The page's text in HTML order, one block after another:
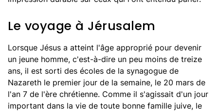
Le voyage à Jérusalem
Lorsque Jésus a atteint l'âge approprié pour devenir
un jeune homme, c'est-à-dire un peu moins de treize
ans, il est sorti des écoles de la synagogue de
Nazareth le premier jour de la semaine, le 20 mars de
l'an 7 de l'ère chrétienne. Comme il s'agissait d'un jour
important dans la vie de toute bonne famille juive, le